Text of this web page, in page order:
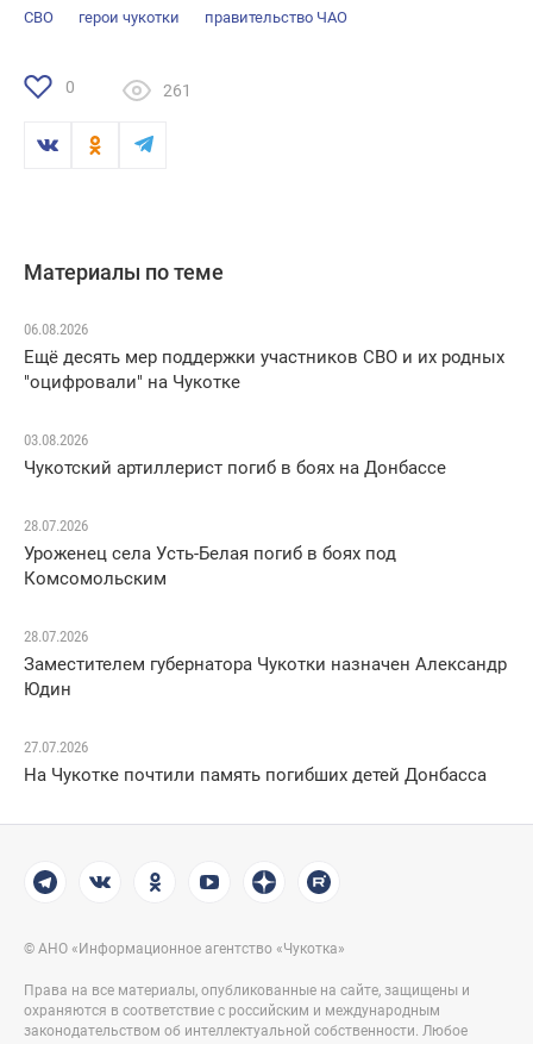
СВО герои чукотки правительство ЧАО
0 261
Материалы по теме
06.08.2026
Ещё десять мер поддержки участников СВО и их родных
"оцифровали" на Чукотке
03.08.2026
Чукотский артиллерист погиб в боях на Донбассе
28.07.2026
Уроженец села Усть-Белая погиб в боях под
Комсомольским
28.07.2026
Заместителем губернатора Чукотки назначен Александр
Юдин
27.07.2026
На Чукотке почтили память погибших детей Донбасса
© АНО «Информационное агентство «Чукотка»
Права на все материалы, опубликованные на сайте, защищены и
охраняются в соответствие с российским и международным
законодательством об интеллектуальной собственности. Любое